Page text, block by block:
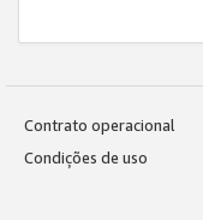
Contrato operacional
Condições de uso